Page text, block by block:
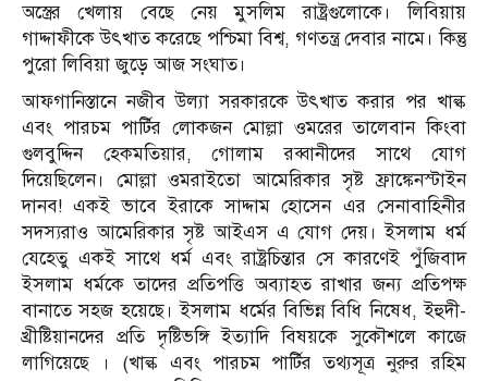
অস্ত্রের খেলায় বেছে নেয় মুসলিম রাষ্ট্রগুলোকে। লিবিয়ায়
গাদ্দাফীকে উৎখাত করেছে পশ্চিমা বিশ্ব, গণতন্ত্র দেবার নামে। কিন্তু
পুরো লিবিয়া জুড়ে আজ সংঘাত।
আফগানিস্তানে নজীব উল্যা সরকারকে উৎখাত করার পর খাল্ক
এবং পারচম পার্টির লোকজন মোল্লা ওমরের তালেবান কিংবা
গুলবুদ্দিন হেকমতিয়ার, গোলাম রব্বানীদের সাথে যোগ
দিয়েছিলেন। মোল্লা ওমরাইতো আমেরিকার সৃষ্ট ফ্রাঙ্কেনস্টাইন
দানব! একই ভাবে ইরাকে সাদ্দাম হোসেন এর সেনাবাহিনীর
সদস্যরাও আমেরিকার সৃষ্ট আইএস এ যোগ দেয়। ইসলাম ধর্ম
যেহেতু একই সাথে ধর্ম এবং রাষ্ট্রচিন্তার সে কারণেই পুঁজিবাদ
ইসলাম ধর্মকে তাদের প্রতিপত্তি অব্যাহত রাখার জন্য প্রতিপক্ষ
বানাতে সহজ হয়েছে। ইসলাম ধর্মের বিভিন্ন বিধি নিষেধ, ইহুদী-
খ্রীষ্টিয়ানদের প্রতি দৃষ্টিভঙ্গি ইত্যাদি বিষয়কে সুকৌশলে কাজে
লাগিয়েছে । (খাল্ক এবং পারচম পার্টির তথ্যসূত্র নুরুর রহিম